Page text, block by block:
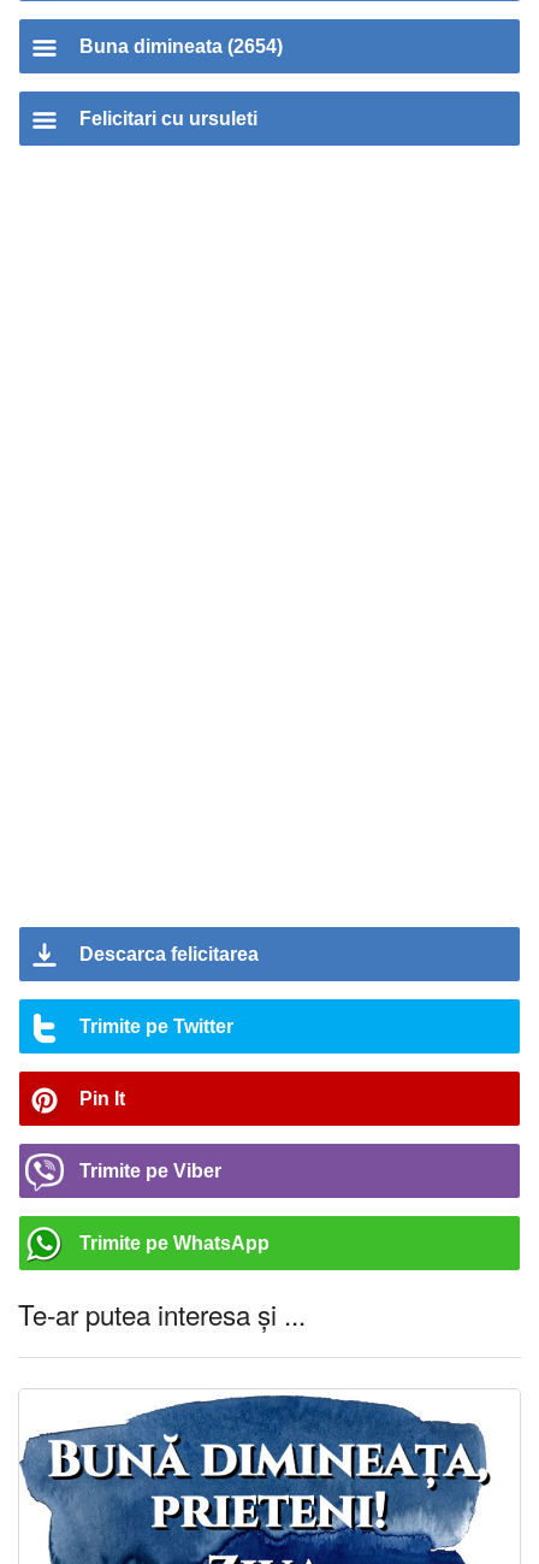
Buna dimineata (2654)
Felicitari cu ursuleti
Descarca felicitarea
Trimite pe Twitter
Pin It
Trimite pe Viber
Trimite pe WhatsApp
Te-ar putea interesa și ...